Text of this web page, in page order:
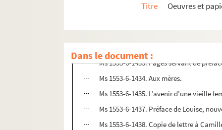
Titre
Oeuvres et
Dans le document :
Ms 1553-5-1211. Copie d’une note
Ms 1553-6-1433. Pages servant de
Ms 1553-6-1434. Aux mères.
Ms 1553-6-1435. L’avenir d’une vieille
Ms 1553-6-1437. Préface de Louise,
Ms 1553-6-1438. Copie de lettre à